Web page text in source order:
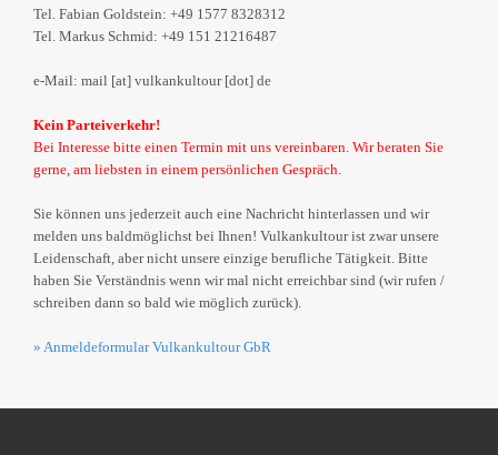
Tel. Fabian Goldstein: +49 1577 8328312
Tel. Markus Schmid: +49 151 21216487
e-Mail: mail [at] vulkankultour [dot] de
Kein Parteiverkehr!
Bei Interesse bitte einen Termin mit uns vereinbaren. Wir beraten Sie
gerne, am liebsten in einem persönlichen Gespräch.
Sie können uns jederzeit auch eine Nachricht hinterlassen und wir
melden uns baldmöglichst bei Ihnen! Vulkankultour ist zwar unsere
Leidenschaft, aber nicht unsere einzige berufliche Tätigkeit. Bitte
haben Sie Verständnis wenn wir mal nicht erreichbar sind (wir rufen /
schreiben dann so bald wie möglich zurück).
» Anmeldeformular Vulkankultour GbR